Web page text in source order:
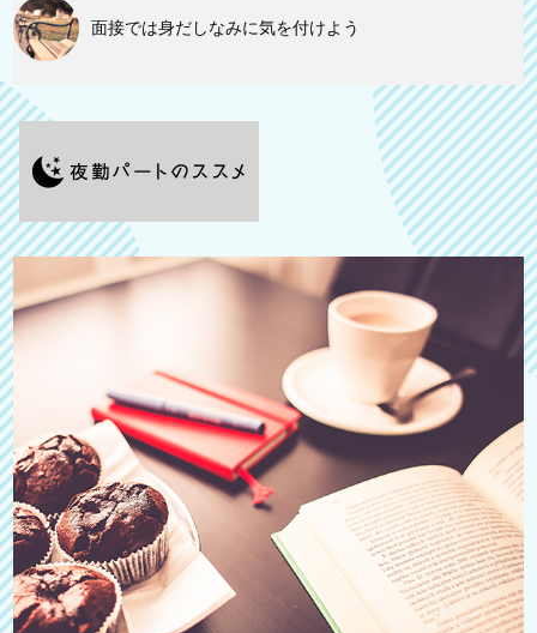
面接では身だしなみに気を付けよう